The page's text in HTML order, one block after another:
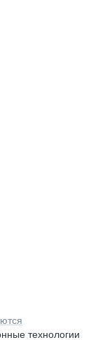
технологии